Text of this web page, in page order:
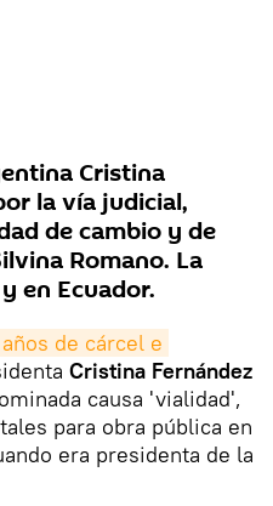
Cristina
la vía judicial,
de cambio y de
Romano. La
en Ecuador.
de cárcel e
Cristina Fernández
causa 'vialidad',
para obra pública en
era presidenta de la